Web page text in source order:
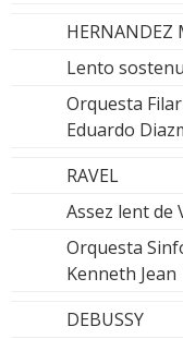
HERNANDEZ
Lento
Orquesta
Eduardo
RAVEL
Assez lent de
Orquesta
Kenneth Jean
DEBUSSY